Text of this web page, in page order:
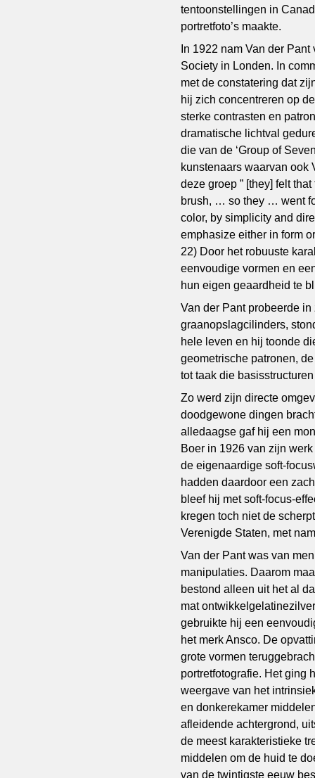
tentoonstellingen in
portretfoto’s maakte.
In 1922 nam Van der
Society in Londen. In
met de constatering dat
hij zich concentreren op
sterke contrasten en
dramatische lichtval
die van de ‘Group of
kunstenaars waarvan ook
deze groep ” [they] felt
brush, … so they … went
color, by simplicity and
emphasize either in form
22) Door het robuuste
eenvoudige vormen en
hun eigen geaardheid te
Van der Pant probeerde
graanopslagcilinders,
hele leven en hij toonde
geometrische patronen,
tot taak die
Zo werd zijn directe
doodgewone dingen
alledaagse gaf hij een
Boer in 1926 van zijn
de eigenaardige soft-
hadden daardoor een
bleef hij met soft-focus-
kregen toch niet de
Verenigde Staten, met
Van der Pant was van
manipulaties. Daarom
bestond alleen uit het al
mat
gebruikte hij een
het merk Ansco. De
grote vormen
portretfotografie. Het ging
weergave van het
en donkerekamer
afleidende achtergrond,
de meest karakteristieke
middelen om de huid te
van de twintigste eeuw